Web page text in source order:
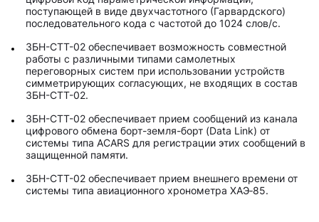
поступающей в виде двухчастотного (Гарвардского)
последовательного кода с частотой до 1024 слов/с.
ЗБН-СТТ-02 обеспечивает возможность совместной
работы с различными типами самолетных
переговорных систем при использовании устройств
симметрирующих согласующих, не входящих в состав
ЗБН-СТТ-02.
ЗБН-СТТ-02 обеспечивает прием сообщений из канала
цифрового обмена борт-земля-борт (Data Link) от
системы типа ACARS для регистрации этих сообщений в
защищенной памяти.
ЗБН-СТТ-02 обеспечивает прием внешнего времени от
системы типа авиационного хронометра ХАЭ‑85.